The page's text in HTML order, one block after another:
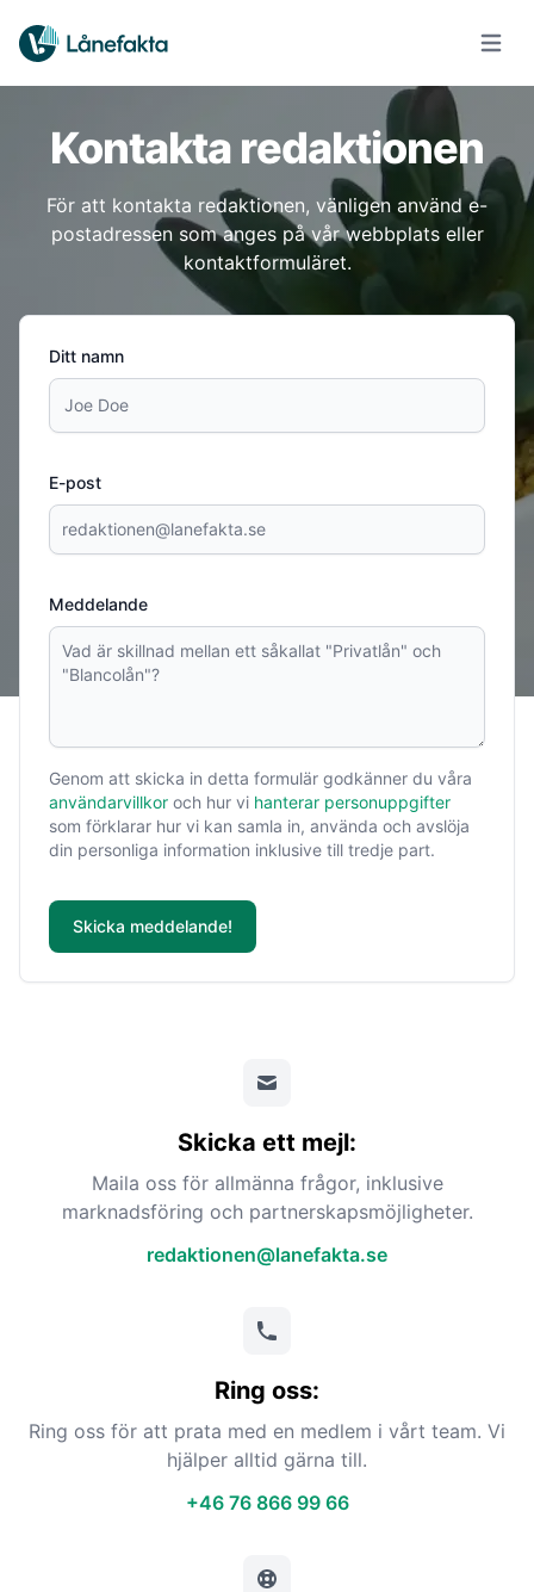
Kontakta redaktionen
För att kontakta redaktionen, vänligen använd e-
postadressen som anges på vår webbplats eller
kontaktformuläret.
Ditt namn
E-post
Meddelande
Genom att skicka in detta formulär godkänner du våra
användarvillkor och hur vi hanterar personuppgifter
som förklarar hur vi kan samla in, använda och avslöja
din personliga information inklusive till tredje part.
Skicka meddelande!
Skicka ett mejl:
Maila oss för allmänna frågor, inklusive
marknadsföring och partnerskapsmöjligheter.
redaktionen@lanefakta.se
Ring oss:
Ring oss för att prata med en medlem i vårt team. Vi
hjälper alltid gärna till.
+46 76 866 99 66